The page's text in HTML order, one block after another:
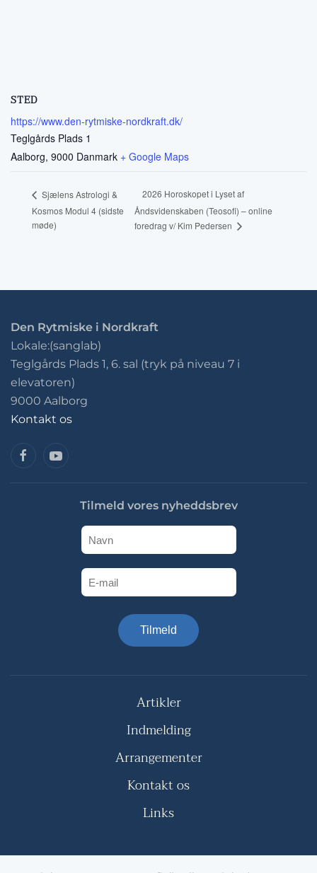
STED
https://www.den-rytmiske-nordkraft.dk/
Teglgårds Plads 1
Aalborg, 9000 Danmark + Google Maps
Sjælens Astrologi &
Kosmos Modul 4 (sidste
møde)
2026 Horoskopet i Lyset af
Åndsvidenskaben (Teosofi) – online
foredrag v/ Kim Pedersen
Den Rytmiske i Nordkraft
Lokale:(sanglab)
Teglgårds Plads 1, 6. sal (tryk på niveau 7 i
elevatoren)
9000 Aalborg
Kontakt os
Tilmeld vores nyheddsbrev
Tilmeld
Artikler
Indmelding
Arrangementer
Kontakt os
Links